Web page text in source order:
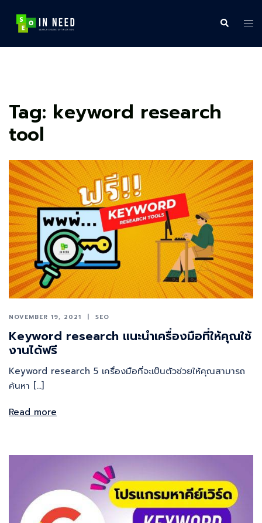
content
Search
Tag: keyword research
tool
NOVEMBER 19, 2021 SEO
Keyword research แนะนำเครื่องมือที่ให้คุณใช้
งานได้ฟรี
Keyword research 5 เครื่องมือที่จะเป็นตัวช่วยให้คุณสามารถ
ค้นหา […]
Read more